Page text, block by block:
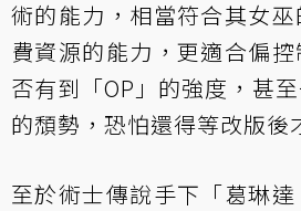
術的能力，相當符合其女
費資源的能力，更適合偏
否有到「OP」的強度，甚
的頹勢，恐怕還得等改版後
至於術士傳說手下「葛琳